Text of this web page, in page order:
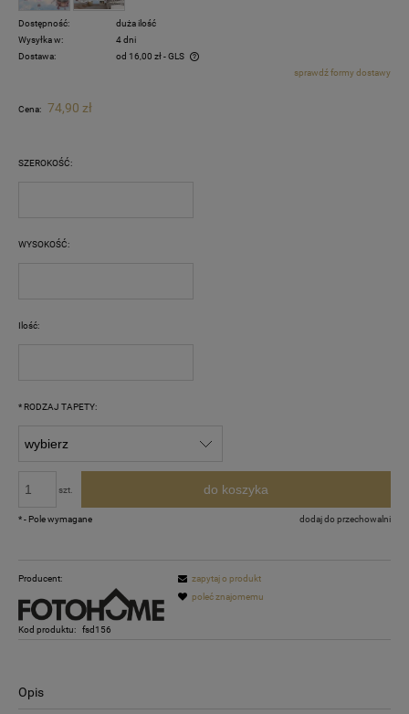
Dostępność:
duża ilość
Wysyłka w:
4 dni
Dostawa:
od 16,00 zł- GLS
Cena nie zawiera ewentualnych kosztów płatnościsprawdź formy dostawy
Cena: 74,90 zł
SZEROKOŚĆ:
WYSOKOŚĆ:
Ilość:
* RODZAJ TAPETY:
szt. do koszyka
dodaj do przechowalni
*- Pole wymagane
Producent:
Kod produktu: fsd156
zapytaj o produkt
poleć znajomemu
Opis